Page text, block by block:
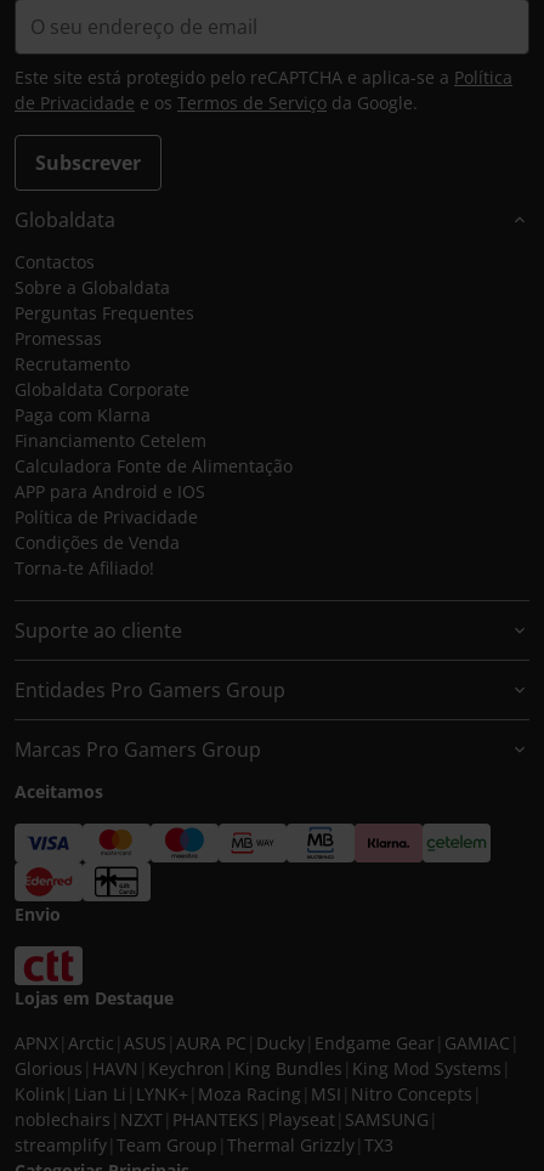
Subscrever
Este site está protegido pelo reCAPTCHA e aplica-se a Política
de Privacidade e os Termos de Serviço da Google.
Globaldata
Contactos
Sobre a Globaldata
Perguntas Frequentes
Promessas
Recrutamento
Globaldata Corporate
Paga com Klarna
Financiamento Cetelem
Calculadora Fonte de Alimentação
APP para Android e IOS
Política de Privacidade
Condições de Venda
Torna-te Afiliado!
Suporte ao cliente
Entidades Pro Gamers Group
Marcas Pro Gamers Group
Aceitamos
Envio
Lojas em Destaque
APNX Arctic ASUS AURA PC Ducky Endgame Gear GAMIAC
Glorious HAVN Keychron King Bundles King Mod Systems
Kolink Lian Li LYNK+ Moza Racing MSI Nitro Concepts
noblechairs NZXT PHANTEKS Playseat SAMSUNG
streamplify Team Group Thermal Grizzly TX3